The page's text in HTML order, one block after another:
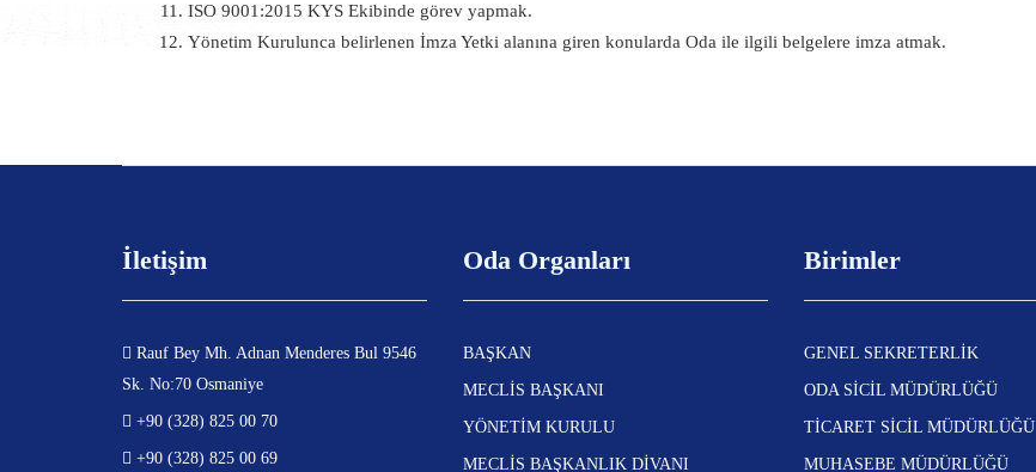
ISO 9001:2015 KYS Ekibinde görev yapmak.
Yönetim Kurulunca belirlenen İmza Yetki alanına giren konularda Oda ile ilgili belgelere imza atmak.
İletişim
Rauf Bey Mh. Adnan Menderes Bul 9546
Sk. No:70 Osmaniye
+90 (328) 825 00 70
+90 (328) 825 00 69
Oda Organları
BAŞKAN
MECLİS BAŞKANI
YÖNETİM KURULU
MECLİS BAŞKANLIK DİVANI
Birimler
GENEL SEKRETERLİK
ODA SİCİL MÜDÜRLÜĞÜ
TİCARET SİCİL MÜDÜRLÜĞÜ
MUHASEBE MÜDÜRLÜĞÜ